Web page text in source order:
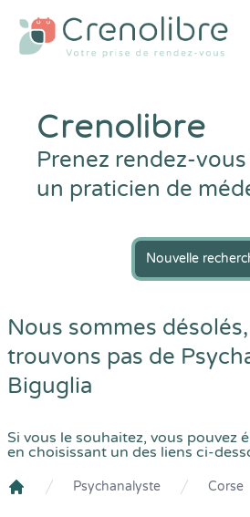
Crenolibre
Prenez rendez-
un praticien de
Nouvelle
Nous sommes
trouvons pas de
Biguglia
Si vous le souhaitez, vous pouvez
en choisissant un des liens ci-
Psychanalyste Corse